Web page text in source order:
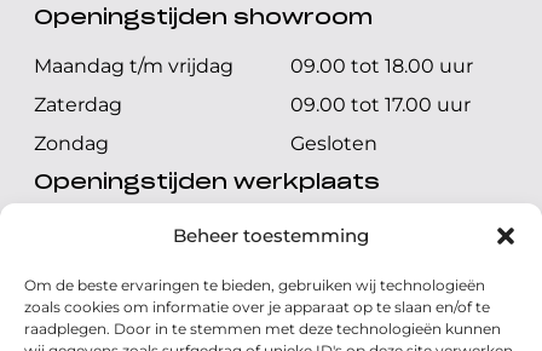
Beheer toestemming
Om de beste ervaringen te bieden, gebruiken wij technologieën
zoals cookies om informatie over je apparaat op te slaan en/of te
raadplegen. Door in te stemmen met deze technologieën kunnen
Openingstijden showroom
Maandag t/m vrijdag
09.00 tot 18.00 uur
Zaterdag
09.00 tot 17.00 uur
Zondag
Gesloten
Openingstijden werkplaats
Maandag t/m vrijdag
08.00 tot 17.00 uur
Zondag
Gesloten